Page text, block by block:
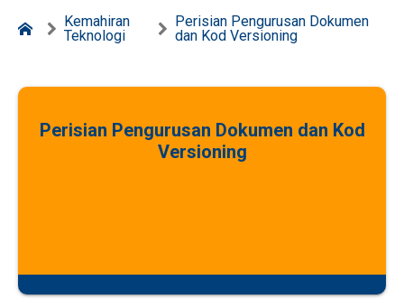
Kemahiran
Teknologi
Perisian Pengurusan Dokumen
dan Kod Versioning
Perisian Pengurusan Dokumen dan Kod
Versioning